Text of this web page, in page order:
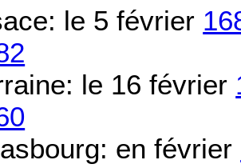
le 5 février
le 16 février
en février